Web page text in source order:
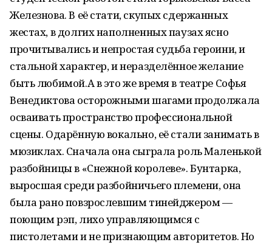
Железнова. В её стати, скупых сдержанных
жестах, в долгих наполненных паузах ясно
прочитывались и непростая судьба героини, и
стальной характер, и неразделённое желание
быть любимой.А в это же время в театре Софья
Венедиктова осторожными шагами продолжала
осваивать пространство профессиональной
сцены. Одарённую вокально, её стали занимать в
мюзиклах. Сначала она сыграла роль Маленькой
разбойницы в «Снежной королеве». Бунтарка,
выросшая среди разбойничьего племени, она
была рано повзрослевшим тинейджером —
поющим рэп, лихо управляющимся с
пистолетами и не признающим авторитетов. Но